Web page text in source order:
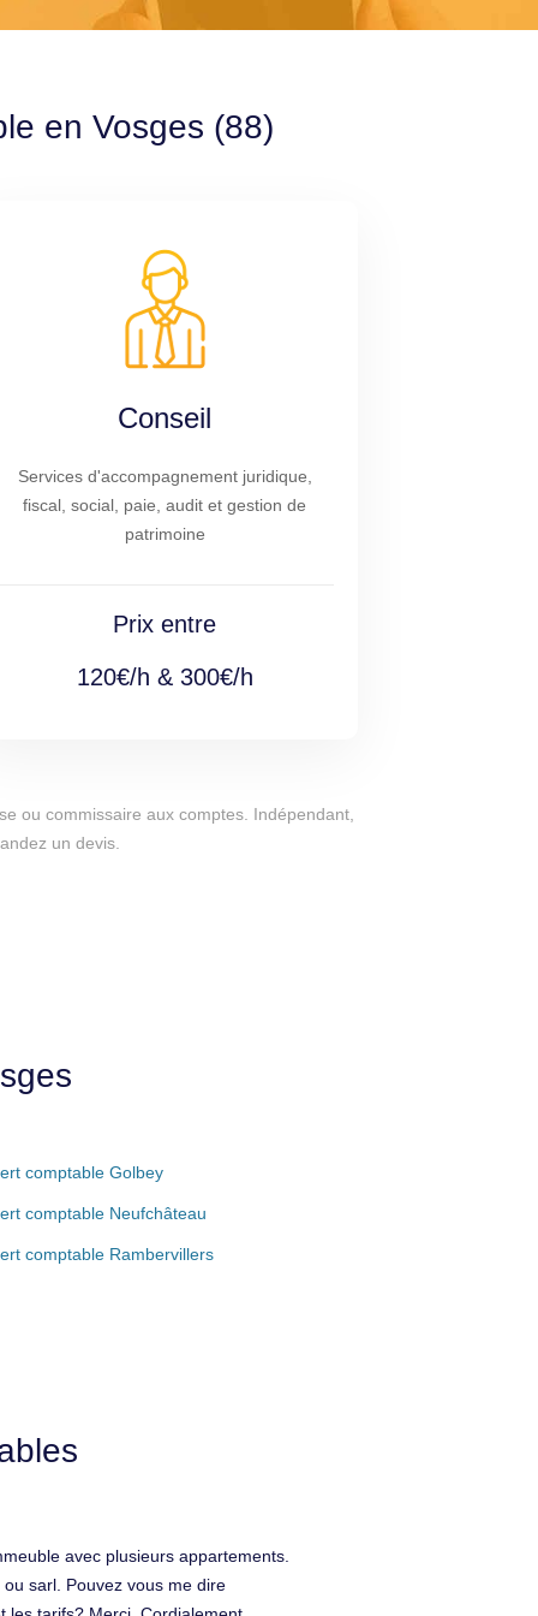
en Vosges (88)
Conseil
Services d'accompagnement juridique,
fiscal, social, paie, audit et gestion de
patrimoine
Prix entre
120€/h & 300€/h
ou commissaire aux comptes. Indépendant,
un devis.
comptable Golbey
comptable Neufchâteau
comptable Rambervillers
avec plusieurs appartements.
sarl. Pouvez vous me dire